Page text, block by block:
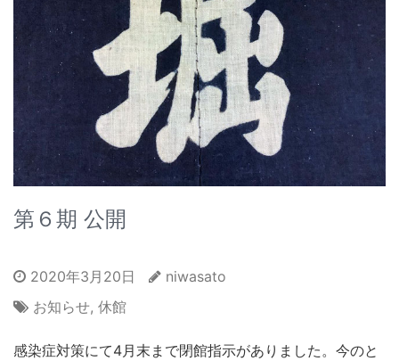
第６期 公開
2020年3月20日
niwasato
お知らせ, 休館
感染症対策にて4月末まで閉館指示がありました。今のと